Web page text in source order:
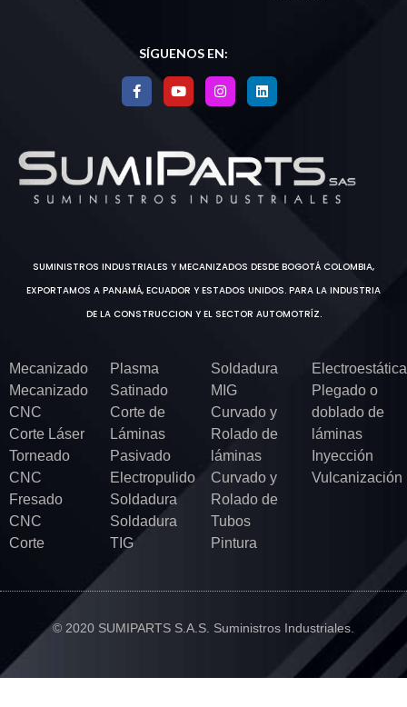
SÍGUENOS EN:
SUMINISTROS INDUSTRIALES Y MECANIZADOS DESDE BOGOTÁ COLOMBIA,
EXPORTAMOS A PANAMÁ, ECUADOR Y ESTADOS UNIDOS. PARA LA INDUSTRIA
DE LA CONSTRUCCION Y EL SECTOR AUTOMOTRÍZ.
Mecanizado
Mecanizado
CNC
Corte Láser
Torneado
CNC
Fresado
CNC
Corte
Plasma
Satinado
Corte de
Láminas
Pasivado
Electropulido
Soldadura
Soldadura
TIG
Soldadura
MIG
Curvado y
Rolado de
láminas
Curvado y
Rolado de
Tubos
Pintura
Electroestática
Plegado o
doblado de
láminas
Inyección
Vulcanización
© 2020 SUMIPARTS S.A.S. Suministros Industriales.